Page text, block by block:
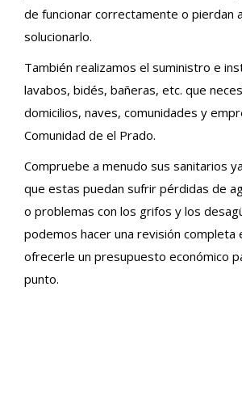
de funcionar correctamente o pierdan
solucionarlo.
También realizamos el suministro e
lavabos, bidés, bañeras, etc. que
domicilios, naves, comunidades y
Comunidad de el Prado.
Compruebe a menudo sus sanitarios
que estas puedan sufrir pérdidas de
o problemas con los grifos y los
podemos hacer una revisión completa
ofrecerle un presupuesto económico
punto.